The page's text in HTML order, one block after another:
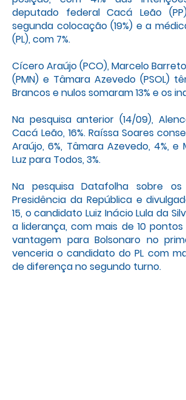
deputado federal Cacá Leão
segunda colocação (19%) e a
(PL), com 7%.
Cícero Araújo (PCO), Marcelo
(PMN) e Tâmara Azevedo (PSOL)
Brancos e nulos somaram 13% e os
Na pesquisa anterior (14/09),
Cacá Leão, 16%. Raíssa Soares
Araújo, 6%, Tâmara Azevedo, 4%, e
Luz para Todos, 3%.
Na pesquisa Datafolha sobre
Presidência da República e
15, o candidato Luiz Inácio Lula da
a liderança, com mais de 10
vantagem para Bolsonaro no
venceria o candidato do PL com
de diferença no segundo turno.